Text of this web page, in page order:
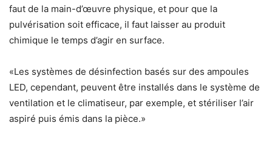
faut de la main-d’œuvre physique, et pour que la
pulvérisation soit efficace, il faut laisser au produit
chimique le temps d’agir en surface.
«Les systèmes de désinfection basés sur des ampoules
LED, cependant, peuvent être installés dans le système de
ventilation et le climatiseur, par exemple, et stériliser l’air
aspiré puis émis dans la pièce.»